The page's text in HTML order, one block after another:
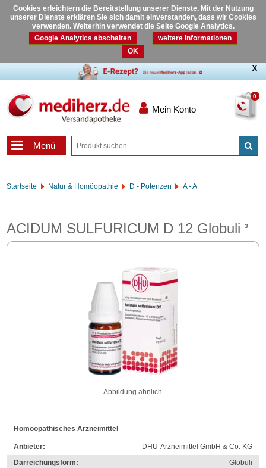
Cookies erleichtern die Bereitstellung unserer Dienste. Mit der Nutzung
unserer Dienste erklären Sie sich damit einverstanden, dass wir Cookies
verwenden. Weiterhin verwendet die Seite Google Analytics.
Google Analytics abschalten
weitere Informationen
OK
0
Mein Konto
Menü
Startseite Natur & Homöopathie D - Potenzen A - A
ACIDUM SULFURICUM D 12 Globuli3
Abbildung ähnlich
Homöopathisches Arzneimittel
Anbieter:
DHU-Arzneimittel GmbH & Co. KG
Darreichungsform:
Globuli